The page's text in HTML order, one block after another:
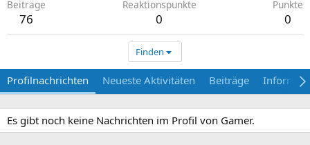
Beiträge
76
Reaktionspunkte
0
Punkte
0
Finden
Profilnachrichten Neueste Aktivitäten Beiträge
Es gibt noch keine Nachrichten im Profil von Gamer.